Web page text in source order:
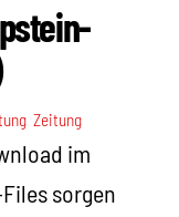
,Zeitung
im
sorgen